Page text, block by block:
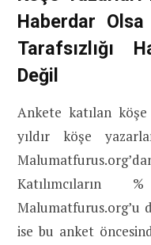
Haberdar
Tarafsızlığı
Değil
Ankete katılan
yıldır köşe
Malumatfurus.org’u
ise bu anket